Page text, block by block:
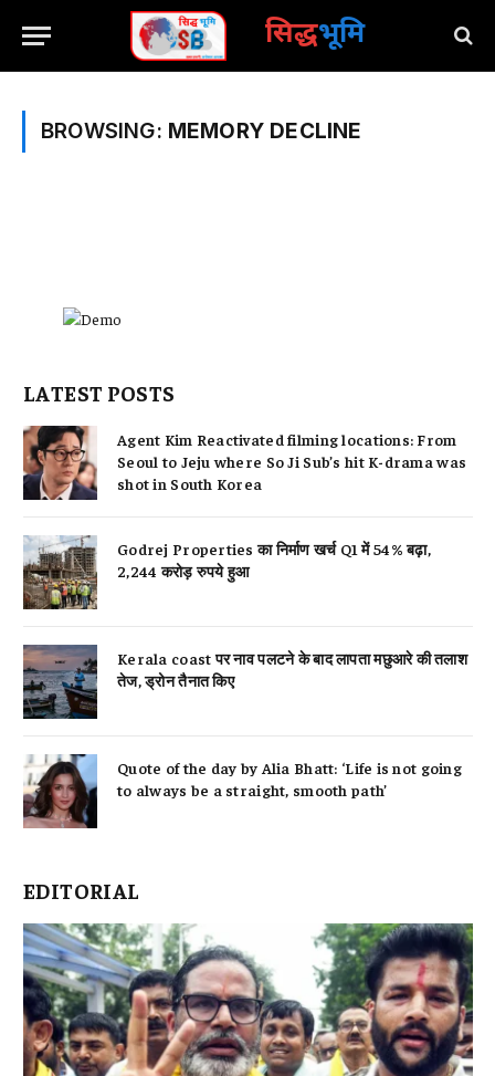
सिद्धभूमि
BROWSING: MEMORY DECLINE
LATEST POSTS
Agent Kim Reactivated filming locations: From
Seoul to Jeju where So Ji Sub’s hit K-drama was
shot in South Korea
Godrej Properties का निर्माण खर्च Q1 में 54% बढ़ा,
2,244 करोड़ रुपये हुआ
Kerala coast पर नाव पलटने के बाद लापता मछुआरे की तलाश
तेज, ड्रोन तैनात किए
Quote of the day by Alia Bhatt: ‘Life is not going
to always be a straight, smooth path’
EDITORIAL